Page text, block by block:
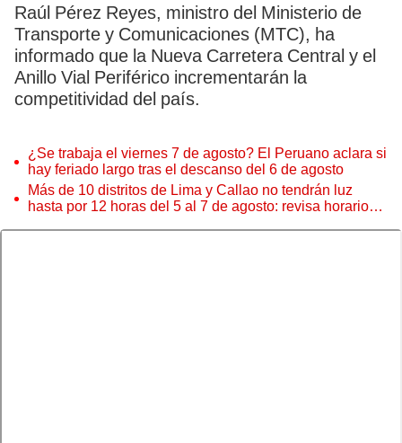
Raúl Pérez Reyes, ministro del Ministerio de
Transporte y Comunicaciones (MTC), ha
informado que la Nueva Carretera Central y el
Anillo Vial Periférico incrementarán la
competitividad del país.
¿Se trabaja el viernes 7 de agosto? El Peruano aclara si
hay feriado largo tras el descanso del 6 de agosto
Más de 10 distritos de Lima y Callao no tendrán luz
hasta por 12 horas del 5 al 7 de agosto: revisa horarios y